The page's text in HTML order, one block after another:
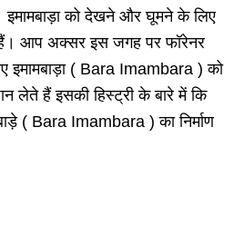
को देखने और घूमने के लिए
आप अक्सर इस जगह पर फॉरेनर
इमामबाड़ा ( Bara Imambara ) को
लेते हैं इसकी हिस्ट्री के बारे में कि
( Bara Imambara ) का निर्माण